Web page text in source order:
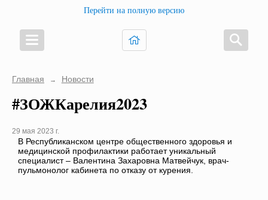
Перейти на полную версию
Главная → Новости
#ЗОЖКарелия2023
29 мая 2023 г.
В Республиканском центре общественного здоровья и
медицинской профилактики работает уникальный
специалист – Валентина Захаровна Матвейчук, врач-
пульмонолог кабинета по отказу от курения.